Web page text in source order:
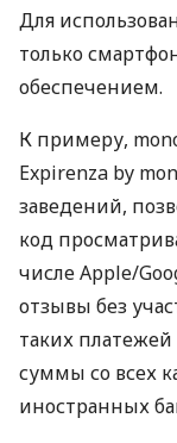
Для
только
обеспечением.
К примеру,
Expirenza by
заведений,
код
числе Apple/
отзывы без
таких платежей
суммы со всех
иностранных